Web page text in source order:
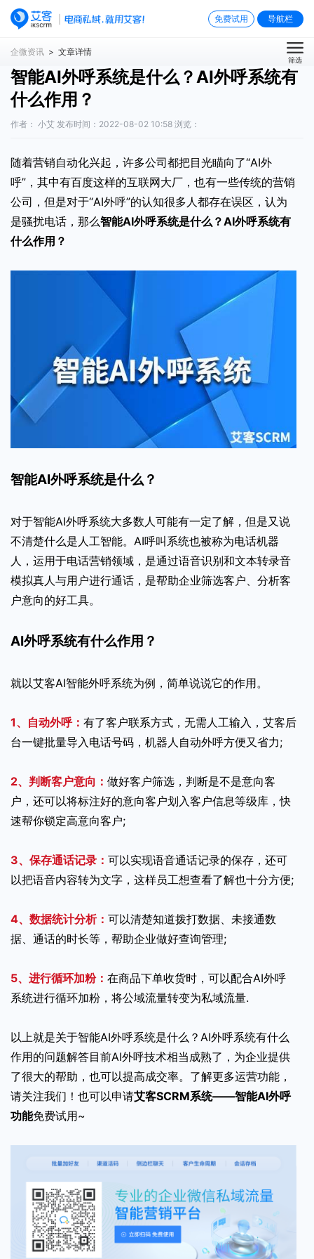
免费试用 导航栏
企微资讯 > 文章详情
筛选
智能AI外呼系统是什么？AI外呼系统有
什么作用？
作者： 小艾 发布时间：2022-08-02 10:58 浏览：
随着营销自动化兴起，许多公司都把目光瞄向了“AI外
呼”，其中有百度这样的互联网大厂，也有一些传统的营销
公司，但是对于“AI外呼”的认知很多人都存在误区，认为
是骚扰电话，那么智能AI外呼系统是什么 ？AI外呼系统有
什么作用？
智能AI外呼系统是什么？
对于智能AI外呼系统大多数人可能有一定了解，但是又说
不清楚什么是人工智能。AI呼叫系统也被称为电话机器
人，运用于电话营销领域，是通过语音识别和文本转录音
模拟真人与用户进行通话，是帮助企业筛选客户、分析客
户意向的好工具。
AI外呼系统有什么作用？
就以艾客AI智能外呼系统为例，简单说说它的作用。
1、自动外呼： 有了客户联系方式，无需人工输入，艾客后
台一键批量导入电话号码，机器人自动外呼方便又省力;
2、判断客户意向： 做好客户筛选，判断是不是意向客
户，还可以将标注好的意向客户划入客户信息等级库，快
速帮你锁定高意向客户;
3、保存通话记录： 可以实现语音通话记录的保存，还可
以把语音内容转为文字，这样员工想查看了解也十分方便;
4、数据统计分析： 可以清楚知道拨打数据、未接通数
据、通话的时长等，帮助企业做好查询管理;
5、进行循环加粉： 在商品下单收货时，可以配合AI外呼
系统进行循环加粉，将公域流量转变为私域流量.
以上就是关于智能AI外呼系统是什么？AI外呼系统有什么
作用的问题解答目前AI外呼技术相当成熟了，为企业提供
了很大的帮助，也可以提高成交率。了解更多运营功能，
请关注我们！也可以申请艾客SCRM系统——智能AI外呼
功能免费试用~